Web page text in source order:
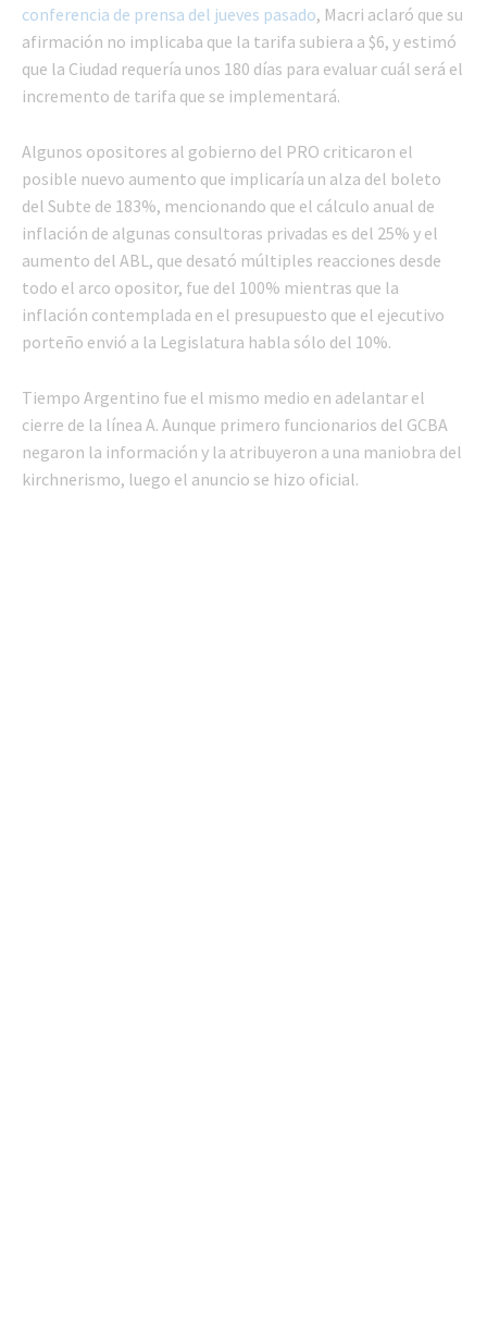
conferencia de prensa del jueves pasado, Macri aclaró que su
afirmación no implicaba que la tarifa subiera a $6, y estimó
que la Ciudad requería unos 180 días para evaluar cuál será el
incremento de tarifa que se implementará.
Algunos opositores al gobierno del PRO criticaron el
posible nuevo aumento que implicaría un alza del boleto
del Subte de 183%, mencionando que el cálculo anual de
inflación de algunas consultoras privadas es del 25% y el
aumento del ABL, que desató múltiples reacciones desde
todo el arco opositor, fue del 100% mientras que la
inflación contemplada en el presupuesto que el ejecutivo
porteño envió a la Legislatura habla sólo del 10%.
Tiempo Argentino fue el mismo medio en adelantar el
cierre de la línea A. Aunque primero funcionarios del GCBA
negaron la información y la atribuyeron a una maniobra del
kirchnerismo, luego el anuncio se hizo oficial.